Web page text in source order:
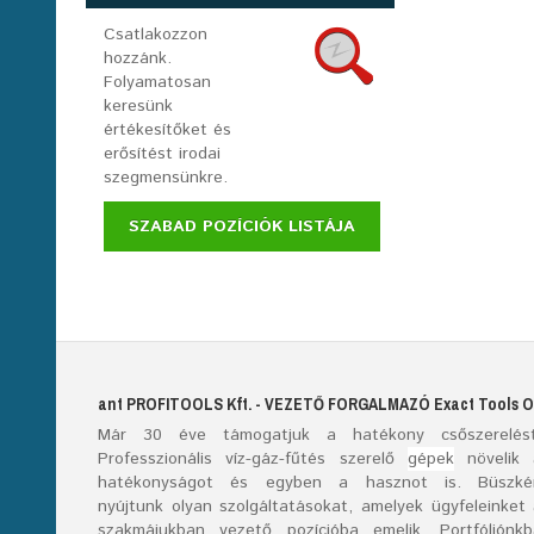
Csatlakozzon
hozzánk.
Folyamatosan
keresünk
értékesítőket és
erősítést irodai
szegmensünkre.
SZABAD POZÍCIÓK LISTÁJA
ant PROFITOOLS Kft. - VEZETŐ FORGALMAZÓ Exact Tools O
Már 30éve támogatjuk a hatékony
Professzionális víz-gáz-fűtés szerelő gépeknövelik
hatékonyságot és egyben a hasznot is.
nyújtunk olyan szolgáltatásokat, amelyek ügyfeleinket